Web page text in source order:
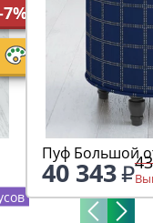
Пуф Большой
40 343